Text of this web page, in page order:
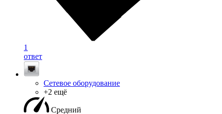
1
ответ
Сетевое оборудование
+2 ещё
Средний